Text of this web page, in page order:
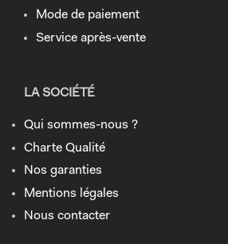
Mode de paiement
Service après-vente
LA SOCIÉTÉ
Qui sommes-nous ?
Charte Qualité
Nos garanties
Mentions légales
Nous contacter